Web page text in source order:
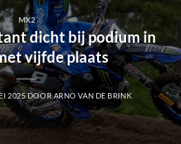
MX2
dicht bij podium in
vijfde plaats
2025 DOORARNO VAN DE BRINK